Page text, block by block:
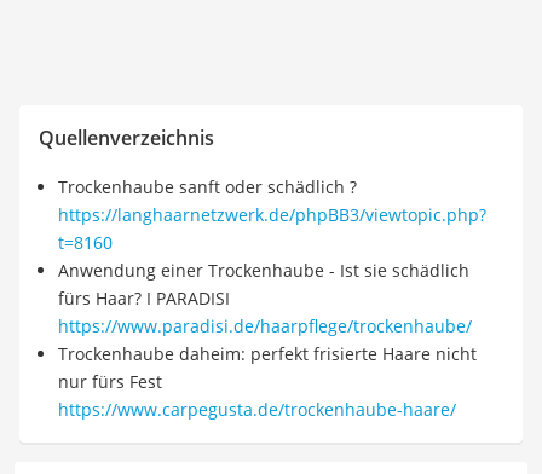
Quellenverzeichnis
Trockenhaube sanft oder schädlich ?
https://langhaarnetzwerk.de/phpBB3/viewtopic.php?
t=8160
Anwendung einer Trockenhaube - Ist sie schädlich
fürs Haar? I PARADISI
https://www.paradisi.de/haarpflege/trockenhaube/
Trockenhaube daheim: perfekt frisierte Haare nicht
nur fürs Fest
https://www.carpegusta.de/trockenhaube-haare/